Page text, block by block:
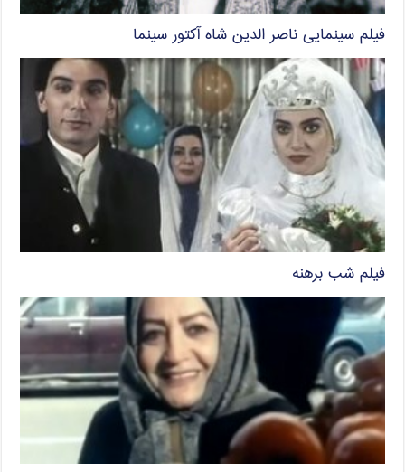
فیلم سینمایی ناصر الدین شاه آکتور سینما
فیلم شب برهنه